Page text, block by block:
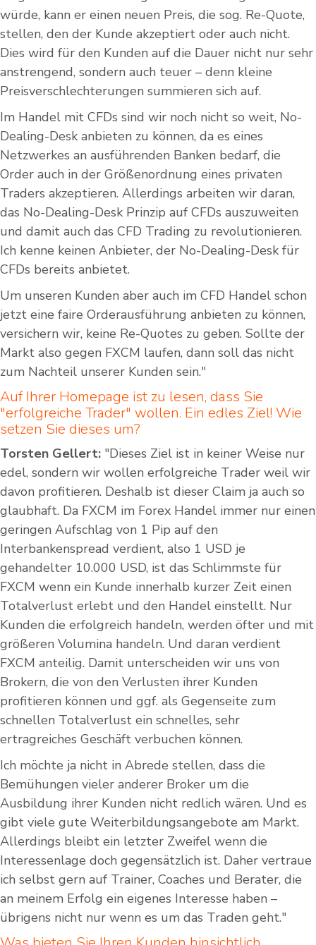
würde, kann er einen neuen Preis, die sog. Re-Quote,
stellen, den der Kunde akzeptiert oder auch nicht.
Dies wird für den Kunden auf die Dauer nicht nur sehr
anstrengend, sondern auch teuer – denn kleine
Preisverschlechterungen summieren sich auf.
Im Handel mit CFDs sind wir noch nicht so weit, No-
Dealing-Desk anbieten zu können, da es eines
Netzwerkes an ausführenden Banken bedarf, die
Order auch in der Größenordnung eines privaten
Traders akzeptieren. Allerdings arbeiten wir daran,
das No-Dealing-Desk Prinzip auf CFDs auszuweiten
und damit auch das CFD Trading zu revolutionieren.
Ich kenne keinen Anbieter, der No-Dealing-Desk für
CFDs bereits anbietet.
Um unseren Kunden aber auch im CFD Handel schon
jetzt eine faire Orderausführung anbieten zu können,
versichern wir, keine Re-Quotes zu geben. Sollte der
Markt also gegen FXCM laufen, dann soll das nicht
zum Nachteil unserer Kunden sein."
Auf Ihrer Homepage ist zu lesen, dass Sie
"erfolgreiche Trader" wollen. Ein edles Ziel! Wie
setzen Sie dieses um?
Torsten Gellert: "Dieses Ziel ist in keiner Weise nur
edel, sondern wir wollen erfolgreiche Trader weil wir
davon profitieren. Deshalb ist dieser Claim ja auch so
glaubhaft. Da FXCM im Forex Handel immer nur einen
geringen Aufschlag von 1 Pip auf den
Interbankenspread verdient, also 1 USD je
gehandelter 10.000 USD, ist das Schlimmste für
FXCM wenn ein Kunde innerhalb kurzer Zeit einen
Totalverlust erlebt und den Handel einstellt. Nur
Kunden die erfolgreich handeln, werden öfter und mit
größeren Volumina handeln. Und daran verdient
FXCM anteilig. Damit unterscheiden wir uns von
Brokern, die von den Verlusten ihrer Kunden
profitieren können und ggf. als Gegenseite zum
schnellen Totalverlust ein schnelles, sehr
ertragreiches Geschäft verbuchen können.
Ich möchte ja nicht in Abrede stellen, dass die
Bemühungen vieler anderer Broker um die
Ausbildung ihrer Kunden nicht redlich wären. Und es
gibt viele gute Weiterbildungsangebote am Markt.
Allerdings bleibt ein letzter Zweifel wenn die
Interessenlage doch gegensätzlich ist. Daher vertraue
ich selbst gern auf Trainer, Coaches und Berater, die
an meinem Erfolg ein eigenes Interesse haben –
übrigens nicht nur wenn es um das Traden geht."